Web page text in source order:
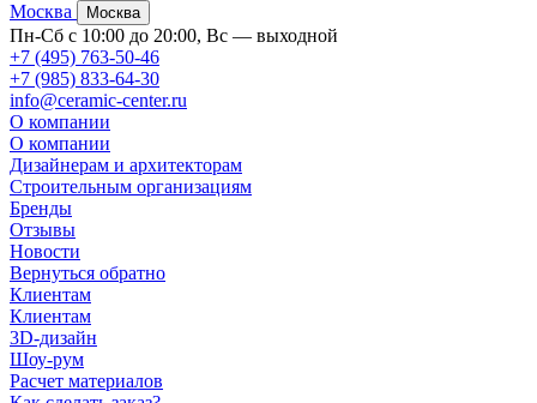
Москва
Москва
Пн-Сб с 10:00 до 20:00, Вс — выходной
+7 (495) 763-50-46
+7 (985) 833-64-30
info@ceramic-center.ru
О компании
О компании
Дизайнерам и архитекторам
Строительным организациям
Бренды
Отзывы
Новости
Вернуться обратно
Клиентам
Клиентам
3D-дизайн
Шоу-рум
Расчет материалов